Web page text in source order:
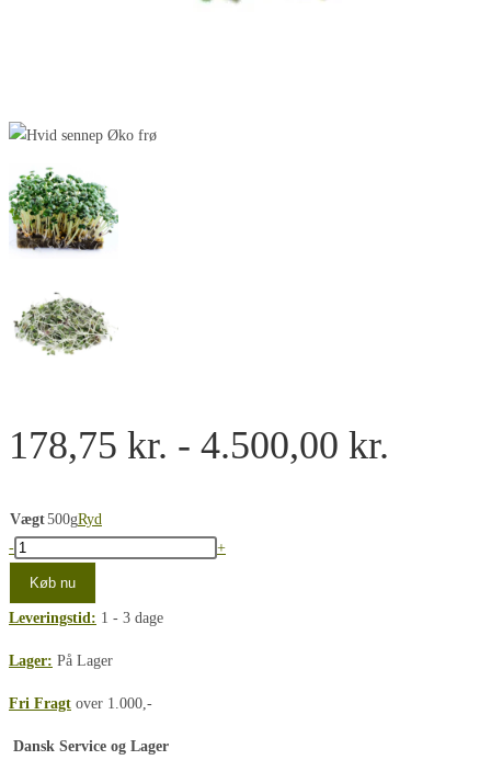
178,75 kr. - 4.500,00 kr.
Vægt500gRyd
Hvid
sennep
frø,
til
mikrogrønt
- +
Køb nu
Leveringstid: 1 - 3 dage
Lager: På Lager
Fri Fragt over 1.000,-
Dansk Service og Lager